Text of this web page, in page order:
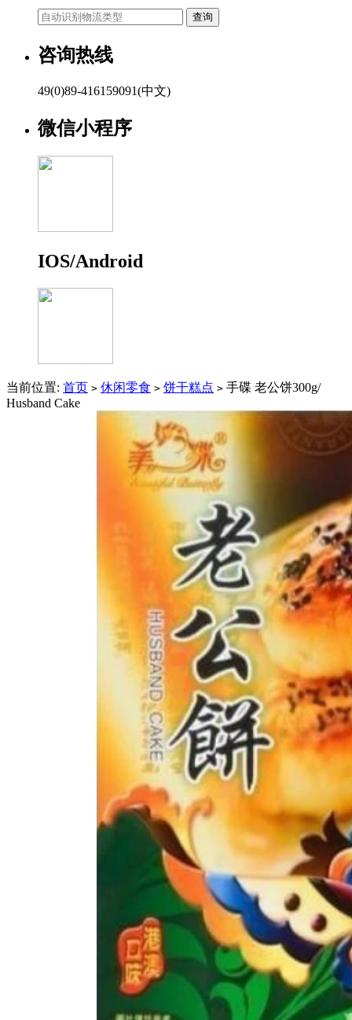
咨询热线
49(0)89-416159091(中文)
微信小程序
IOS/Android
当前位置: 首页 > 休闲零食 > 饼干糕点 > 手碟 老公饼300g/
Husband Cake